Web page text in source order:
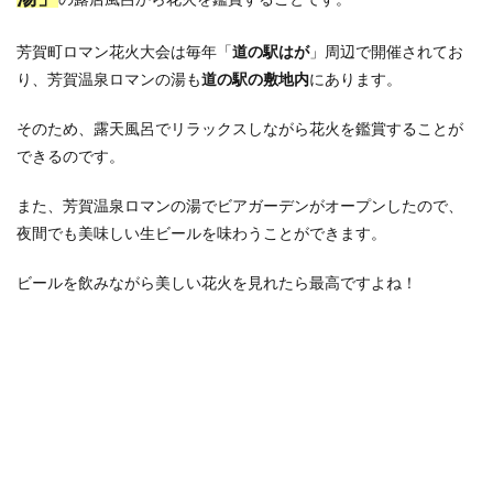
芳賀町ロマン花火大会は毎年「道の駅はが」周辺で開催されてお
り、芳賀温泉ロマンの湯も道の駅の敷地内にあります。
そのため、露天風呂でリラックスしながら花火を鑑賞することが
できるのです。
また、芳賀温泉ロマンの湯でビアガーデンがオープンしたので、
夜間でも美味しい生ビールを味わうことができます。
ビールを飲みながら美しい花火を見れたら最高ですよね！